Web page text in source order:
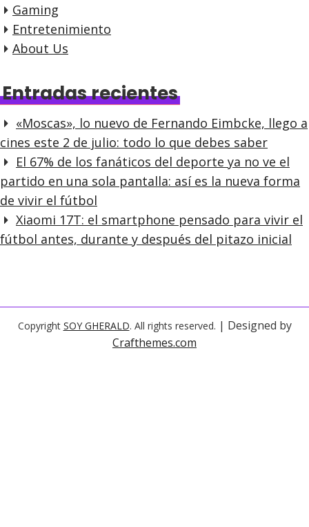
Gaming
Entretenimiento
About Us
Entradas recientes
«Moscas», lo nuevo de Fernando Eimbcke, llego a
cines este 2 de julio: todo lo que debes saber
El 67% de los fanáticos del deporte ya no ve el
partido en una sola pantalla: así es la nueva forma
de vivir el fútbol
Xiaomi 17T: el smartphone pensado para vivir el
fútbol antes, durante y después del pitazo inicial
Copyright SOY GHERALD. All rights reserved. | Designed by
Crafthemes.com